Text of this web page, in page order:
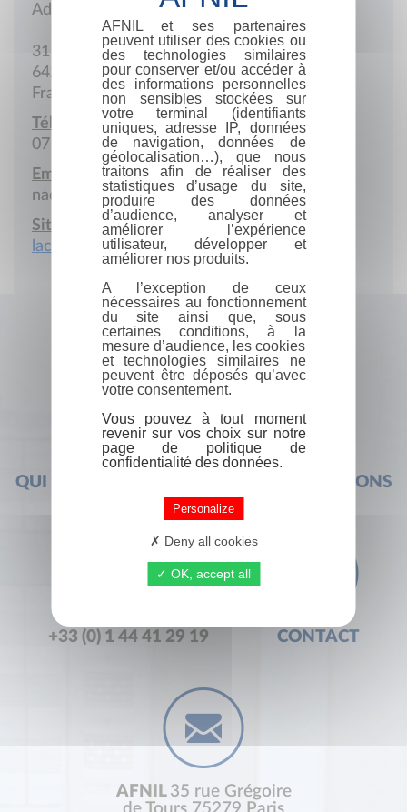
Adresse postale
31 Rue Chailla
64210 Bidart
France
Téléphone portable :
07 83 64 50 04
Email :
nadine@lacoachhebreu.com
Site Internet :
lacoachhebreu.com
QUI SOMMES-NOUS ? FOIRE AUX QUESTIONS
+33 (0) 1 44 41 29 19 CONTACT
AFNIL 35 rue Grégoire
AFNIL et ses partenaires
peuvent utiliser des cookies ou
des technologies similaires
pour conserver et/ou accéder à
des informations personnelles
non sensibles stockées sur
votre terminal (identifiants
uniques, adresse IP, données
de navigation, données de
géolocalisation…), que nous
traitons afin de réaliser des
statistiques d’usage du site,
produire des données
d’audience, analyser et
améliorer l’expérience
utilisateur, développer et
améliorer nos produits.
A l’exception de ceux
nécessaires au fonctionnement
du site ainsi que, sous
certaines conditions, à la
mesure d’audience, les cookies
et technologies similaires ne
peuvent être déposés qu’avec
votre consentement.
Vous pouvez à tout moment
revenir sur vos choix sur notre
page de politique de
confidentialité des données.
Personalize
Deny all cookies
OK, accept all